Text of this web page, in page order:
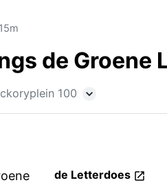
de Groene
100
de Letterdoes